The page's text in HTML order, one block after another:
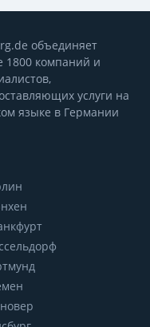
объединяет
1800 компаний и
услуги на
языке в Германии